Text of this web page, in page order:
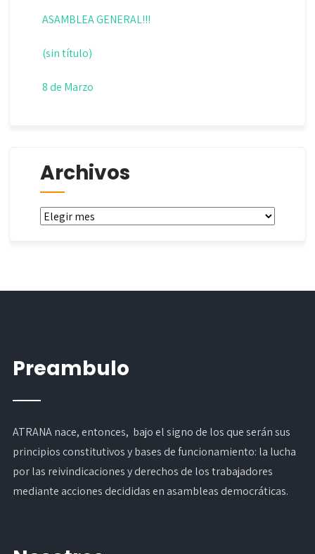
ASAMBLEA GENERAL!!!
(sin título)
8 de Marzo
Archivos
Archivos
Preambulo
ATRANA nace, entonces, bajo el signo de los que serán sus
principios constitutivos y bases de funcionamiento: la lucha
por las reivindicaciones y derechos de los trabajadores
mediante acciones decididas en asambleas democráticas.